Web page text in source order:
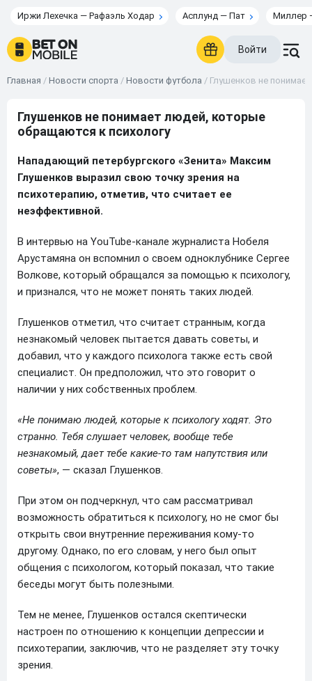
Иржи Лехечка — Рафаэль Ходар Асплунд — Пат Миллер
Войти
Главная / Новости спорта / Новости футбола / Глушенков не
Глушенков не понимает людей, которые
обращаются к психологу
Нападающий петербургского «Зенита» Максим
Глушенков выразил свою точку зрения на
психотерапию, отметив, что считает ее
неэффективной.
В интервью на YouTube-канале журналиста Нобеля
Арустамяна он вспомнил о своем одноклубнике Сергее
Волкове, который обращался за помощью к психологу,
и признался, что не может понять таких людей.
Глушенков отметил, что считает странным, когда
незнакомый человек пытается давать советы, и
добавил, что у каждого психолога также есть свой
специалист. Он предположил, что это говорит о
наличии у них собственных проблем.
«Не понимаю людей, которые к психологу ходят. Это
странно. Тебя слушает человек, вообще тебе
незнакомый, дает тебе какие-то там напутствия или
советы», — сказал Глушенков.
При этом он подчеркнул, что сам рассматривал
возможность обратиться к психологу, но не смог бы
открыть свои внутренние переживания кому-то
другому. Однако, по его словам, у него был опыт
общения с психологом, который показал, что такие
беседы могут быть полезными.
Тем не менее, Глушенков остался скептически
настроен по отношению к концепции депрессии и
психотерапии, заключив, что не разделяет эту точку
зрения.